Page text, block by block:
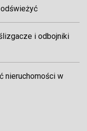
i odbojniki
nieruchomości w